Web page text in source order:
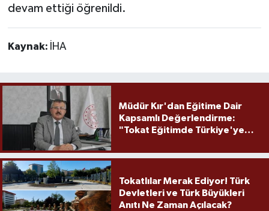
devam ettiği öğrenildi.
Kaynak: İHA
Müdür Kır'dan Eğitime Dair
Kapsamlı Değerlendirme:
"Tokat Eğitimde Türkiye'ye
Tokatlılar Merak Ediyor! Türk
Devletleri ve Türk Büyükleri
Anıtı Ne Zaman Açılacak?